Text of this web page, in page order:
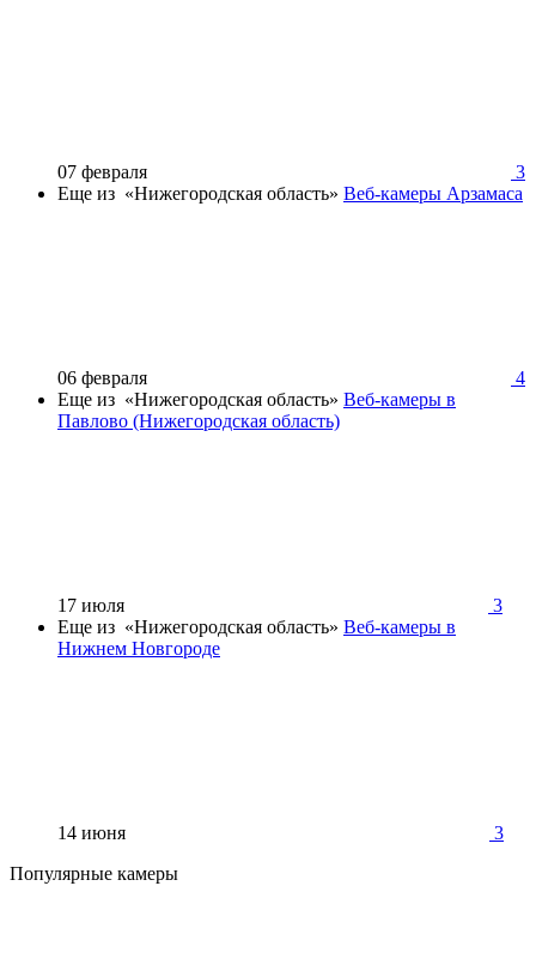
07 февраля
3
Еще из «Нижегородская область» Веб-камеры Арзамаса
06 февраля
4
Еще из «Нижегородская область» Веб-камеры в
Павлово (Нижегородская область)
17 июля
3
Еще из «Нижегородская область» Веб-камеры в
Нижнем Новгороде
14 июня
3
Популярные камеры